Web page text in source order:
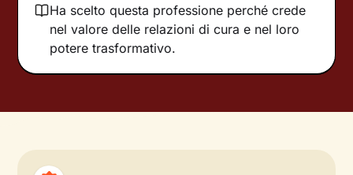
Ha scelto questa professione perché crede
nel valore delle relazioni di cura e nel loro
potere trasformativo.